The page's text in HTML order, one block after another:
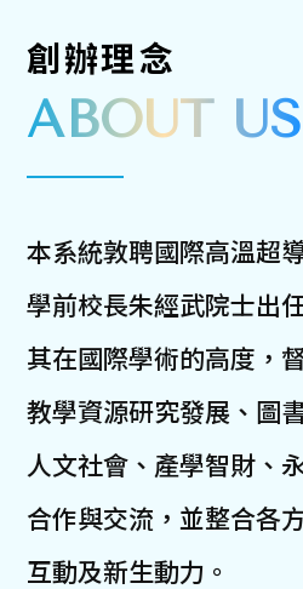
發展研究 響應聯合國
標
創辦理念
ABOUT US
本系統敦聘國際高溫超
學前校長朱經武院士出
其在國際學術的高度，
教學資源研究發展、圖
人文社會、產學智財、
合作與交流，並整合各
互動及新生動力。